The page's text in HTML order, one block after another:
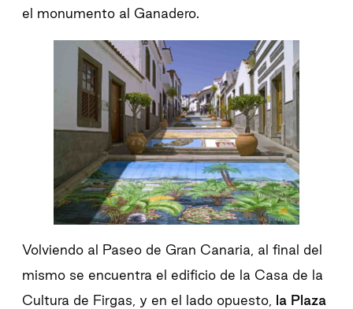
el monumento al Ganadero.
Volviendo al Paseo de Gran Canaria, al final del
mismo se encuentra el edificio de la Casa de la
Cultura de Firgas, y en el lado opuesto,
la Plaza